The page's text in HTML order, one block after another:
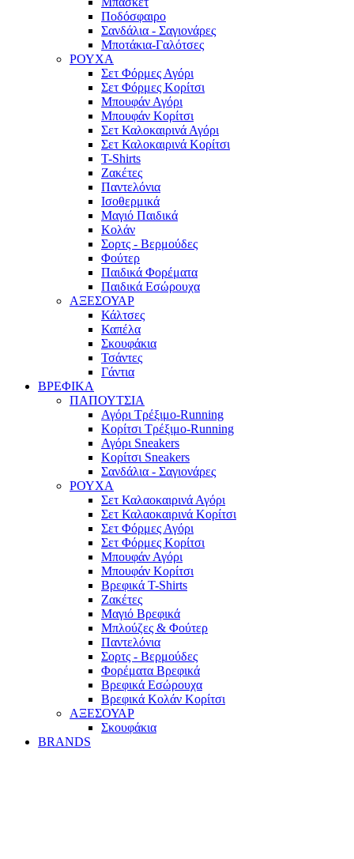
Ποδόσφαιρο
Σανδάλια - Σαγιονάρες
Μποτάκια-Γαλότσες
ΡΟΥΧΑ
Σετ Φόρμες Αγόρι
Σετ Φόρμες Κορίτσι
Μπουφάν Αγόρι
Μπουφάν Κορίτσι
Σετ Καλοκαιρινά Αγόρι
Σετ Καλοκαιρινά Κορίτσι
T-Shirts
Ζακέτες
Παντελόνια
Ισοθερμικά
Μαγιό Παιδικά
Κολάν
Σορτς - Βερμούδες
Φούτερ
Παιδικά Φορέματα
Παιδικά Εσώρουχα
ΑΞΕΣΟΥΑΡ
Κάλτσες
Καπέλα
Σκουφάκια
Τσάντες
Γάντια
ΒΡΕΦΙΚΑ
ΠΑΠΟΥΤΣΙΑ
Αγόρι Τρέξιμο-Running
Κορίτσι Τρέξιμο-Running
Αγόρι Sneakers
Κορίτσι Sneakers
Σανδάλια - Σαγιονάρες
ΡΟΥΧΑ
Σετ Καλαοκαιρινά Αγόρι
Σετ Καλαοκαιρινά Κορίτσι
Σετ Φόρμες Αγόρι
Σετ Φόρμες Κορίτσι
Mπουφάν Αγόρι
Mπουφάν Κορίτσι
Βρεφικά T-Shirts
Ζακέτες
Μαγιό Βρεφικά
Mπλούζες & Φούτερ
Παντελόνια
Σορτς - Βερμούδες
Φορέματα Βρεφικά
Βρεφικά Εσώρουχα
Βρεφικά Κολάν Κορίτσι
ΑΞΕΣΟΥΑΡ
Σκουφάκια
BRANDS